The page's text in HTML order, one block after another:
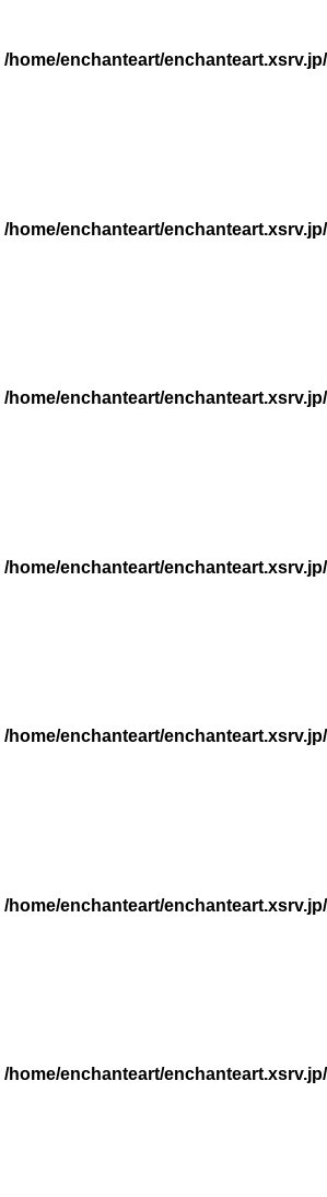
/home/enchanteart/
/home/enchanteart/
/home/enchanteart/
/home/enchanteart/
/home/enchanteart/
/home/enchanteart/
/home/enchanteart/